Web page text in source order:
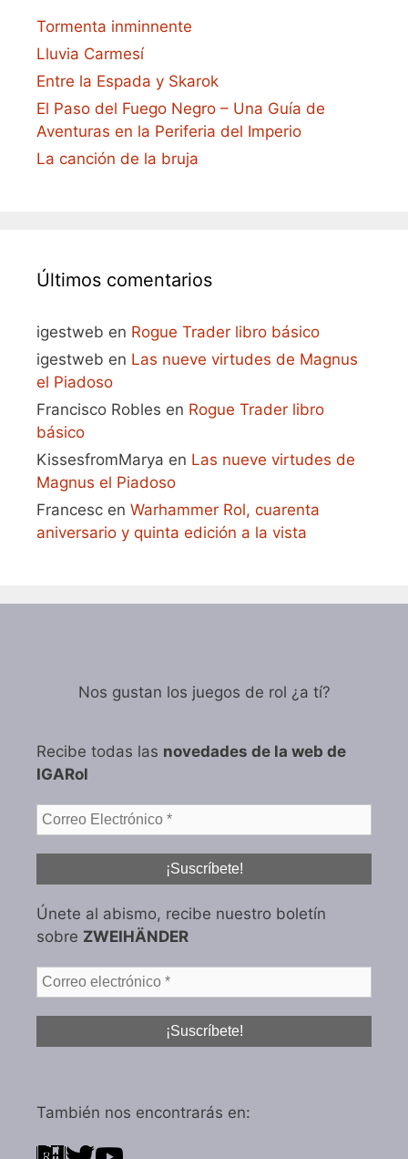
Tormenta inminnente
Lluvia Carmesí
Entre la Espada y Skarok
El Paso del Fuego Negro – Una Guía de
Aventuras en la Periferia del Imperio
La canción de la bruja
Últimos comentarios
igestweb en Rogue Trader libro básico
igestweb en Las nueve virtudes de Magnus
el Piadoso
Francisco Robles en Rogue Trader libro
básico
KissesfromMarya en Las nueve virtudes de
Magnus el Piadoso
Francesc en Warhammer Rol, cuarenta
aniversario y quinta edición a la vista
Nos gustan los juegos de rol ¿a tí?
Recibe todas las novedades de la web de
IGARol
Únete al abismo, recibe nuestro boletín
sobre ZWEIHÄNDER
También nos encontrarás en: